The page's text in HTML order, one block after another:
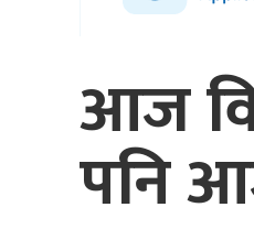
आज
पनि